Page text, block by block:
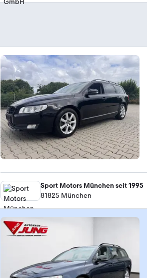
Sport Motors München seit 1995
81825 München